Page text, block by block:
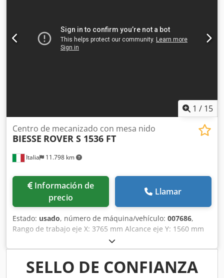
1 / 15
Italia 11.798 km
Centro de mecanizado con mesa nido
BIESSE ROVER S 1536 FT
Información de
precio
Llamar
Estado: usado, número de máquina/vehículo: 007686,
Rango de trabajo eje X: 3765 mm Alcance eje Y: 1560 mm
Plano de trabajo: Mesa nido Potencia husillo principal: 13,2
KW Djdju Tliyjpfx Ab Esck Nº de ejes controlados: 3 ejes
Número de husillos de taladrado: 18 Número de
posiciones de herramienta: 12
SELLO DE CONFIANZA